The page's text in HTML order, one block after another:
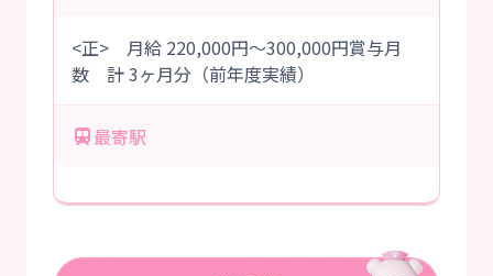
<正> 月給 220,000円～300,000円賞与月
数 計 3ヶ月分（前年度実績）
最寄駅